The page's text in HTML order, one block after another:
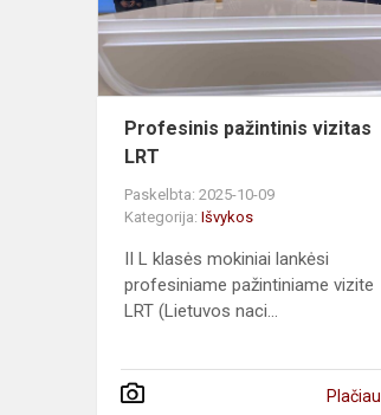
Profesinis pažintinis vizitas
LRT
Paskelbta: 2025-10-09
Kategorija: Išvykos
II L klasės mokiniai lankėsi
profesiniame pažintiniame vizite
LRT (Lietuvos naci...
Plačiau